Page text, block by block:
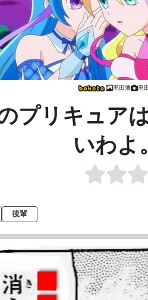
黒田藩 黒
プリキュア
いわよ。
後輩